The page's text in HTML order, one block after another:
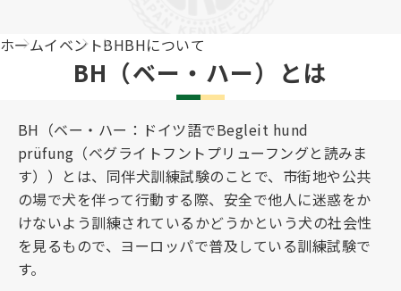
定款
沿革
血統証明書・所有者名義変更
子犬の申請について
ドッグショー 競技会スケジュール
ドッグショー
FCIインターナショナルドッグショー開催のご案内
チャンピオンについて(ドッグショー・競技会)
新登録犬種のご紹介
キーワードラリー2025
ジュニアハンドラーとは
JKC公認資格
JKC公認資格
「資格更新料の自動引落」のご利用について
愛犬飼育管理士
トリマー
刊行物のご案内
犬の健康管理手帳について
ダウンロード FAQ
ホームイベントBHBHについて
BH（ベー・ハー）とは
BH（ベー・ハー：ドイツ語でBegleit hund
prüfung（ベグライトフントプリューフングと読みま
す））とは、同伴犬訓練試験のことで、市街地や公共
の場で犬を伴って行動する際、安全で他人に迷惑をか
けないよう訓練されているかどうかという犬の社会性
を見るもので、ヨーロッパで普及している訓練試験で
す。